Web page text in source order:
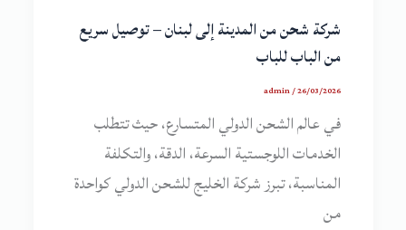
شركة شحن من المدينة إلى لبنان – توصيل سريع
من الباب للباب
admin/26/03/2026
في عالم الشحن الدولي المتسارع، حيث تتطلب
الخدمات اللوجستية السرعة، الدقة، والتكلفة
المناسبة، تبرز شركة الخليج للشحن الدولي كواحدة
من